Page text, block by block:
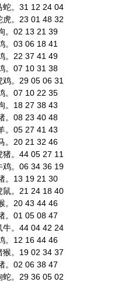
蛇。31 12 24 04
虎。23 01 48 32
。02 13 21 39
。03 06 18 41
。22 37 41 49
。07 10 31 38
。29 05 06 31
。07 10 22 35
。18 27 38 43
。08 23 40 48
。05 27 41 43
。20 21 32 46
。44 05 27 11
鸡。06 34 36 19
。13 19 21 30
鼠。21 24 18 40
。20 43 44 46
。01 05 08 47
牛。44 04 42 24
。12 16 44 46
猴。19 02 34 37
。02 06 38 47
蛇。29 36 05 02